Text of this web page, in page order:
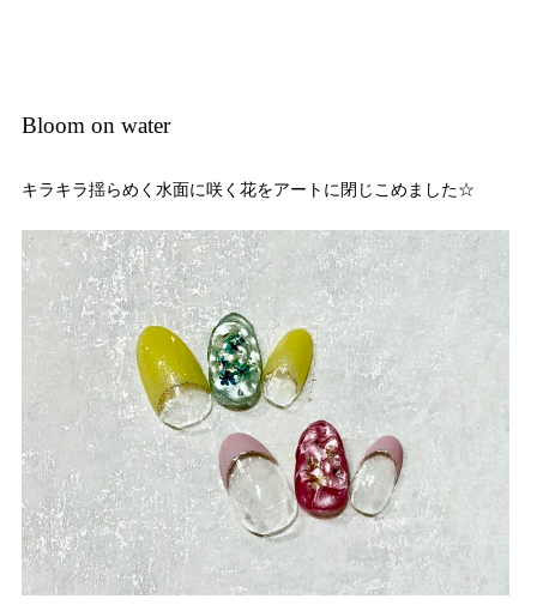
Bloom on water
キラキラ揺らめく水面に咲く花をアートに閉じこめました☆